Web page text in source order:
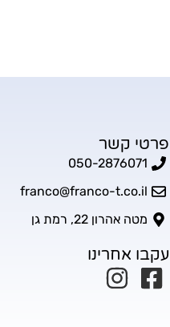
פרטי קשר
050-2876071
franco@franco-t.co.il
מטה אהרון 22, רמת גן
עקבו אחרינו